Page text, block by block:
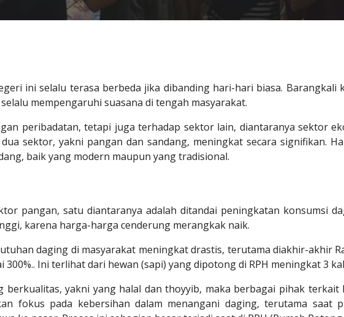
ini selalu terasa berbeda jika dibanding hari-hari biasa.
mempengaruhi suasana di tengah masyarakat.
peribadatan, tetapi juga terhadap sektor lain, diantaranya sektor
sektor, yakni pangan dan sandang, meningkat secara signifikan.
baik yang modern maupun yang tradisional.
pangan, satu diantaranya adalah ditandai peningkatan konsumsi
karena harga-harga cenderung merangkak naik.
daging di masyarakat meningkat drastis, terutama diakhir-akhir
Ini terlihat dari hewan (sapi) yang dipotong di RPH meningkat 3
berkualitas, yakni yang halal dan thoyyib, maka berbagai pihak terkait
fokus pada kebersihan dalam menangani daging, terutama saat